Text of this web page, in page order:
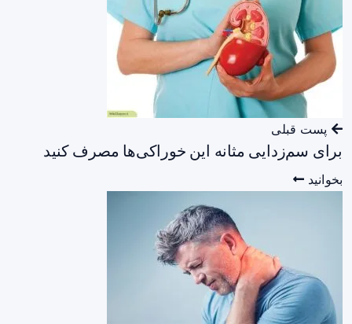
پست قبلی
برای سم‌زدایی مثانه این خوراکی‌ها مصرف کنید
بخوانید